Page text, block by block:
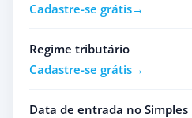
Cadastre-se grátis
Regime tributário
Cadastre-se grátis
Data de entrada no Simples